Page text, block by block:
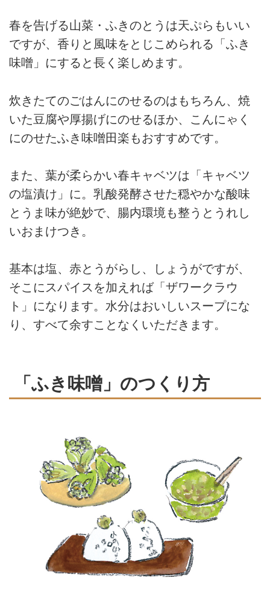
春を告げる山菜・ふきのとうは天ぷらもいい
ですが、香りと風味をとじこめられる「ふき
味噌」にすると長く楽しめます。
炊きたてのごはんにのせるのはもちろん、焼
いた豆腐や厚揚げにのせるほか、こんにゃく
にのせたふき味噌田楽もおすすめです。
また、葉が柔らかい春キャベツは「キャベツ
の塩漬け」に。乳酸発酵させた穏やかな酸味
とうま味が絶妙で、腸内環境も整うとうれし
いおまけつき。
基本は塩、赤とうがらし、しょうがですが、
そこにスパイスを加えれば「ザワークラウ
ト」になります。水分はおいしいスープにな
り、すべて余すことなくいただきます。
「ふき味噌」のつくり方